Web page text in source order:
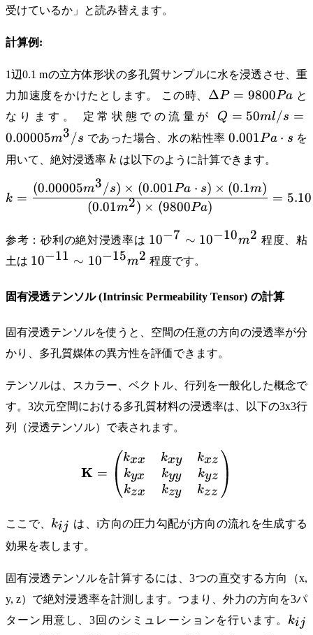
受けているか」と読み替えます。
計算例:
1辺0.1 mの立方体形状の多孔質サンプルに水を浸透させ、重
力加速度をかけたとします。 この時、
\Delta
P =
9800
Pa
ΔP = 9800Pa と
なります。 定常状態での流量が Q = 50
ml/s =
0.00005
m^3/s
Q = 50ml/s =
0.00005m3/s であった場合、水の粘性率0.001
Pa
\cdot
s
0.001Pa ⋅ s を
用いて、絶対浸透率 k
k は以下のように計算できます。
k = \frac{(0.00005 m^3/
k =
(0.01m2) × (9800Pa)
(0.00005m3/s) × (0.001Pa ⋅ s) × (0.1m)
= 5.10
参考：砂利の絶対浸透率は 10^{-7}
\sim
10^{-10}
10−7 ∼ 10−10m2 程度、粘
土は 10^{-11}
10^{-15}
m^2
10−11 ∼ 10−15m2 程度です。
固有浸透テンソル (Intrinsic Permeability Tensor) の計算
固有浸透テンソルを使うと、空間の任意の方向の浸透率が分
かり、多孔質媒体の異方性を評価できます。
テンソルは、スカラー、ベクトル、行列を一般化した概念で
す。3次元空間における多孔質材料の浸透率は、以下の3x3行
列（浸透テンソル）で表されます。
\mathbf{K} =
K =
kxx
kyx
kzx
kxy
kyy
kzy
kxz
kyz
kzz
ここで、 k_{ij}
kij は、i方向の圧力勾配がj方向の流れを生成する
効果を表します。
固有浸透テンソルを計算するには、3つの直交する方向（x,
y, z）で絶対浸透率を計測します。つまり、外力の方向を3パ
ターン用意し、3回のシミュレーションを行います。 kij